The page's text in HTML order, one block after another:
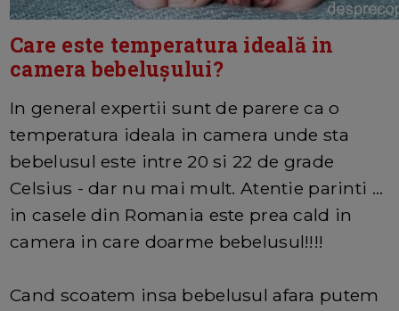
Care este temperatura ideală in
camera bebelușului?
In general expertii sunt de parere ca o
temperatura ideala in camera unde sta
bebelusul este intre 20 si 22 de grade
Celsius - dar nu mai mult. Atentie parinti ...
in casele din Romania este prea cald in
camera in care doarme bebelusul!!!!
Cand scoatem insa bebelusul afara putem